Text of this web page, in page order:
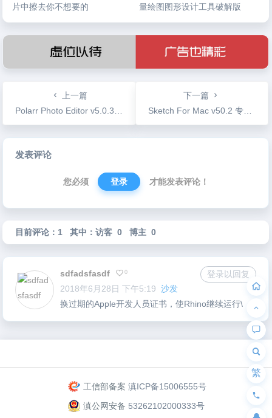
片中擦去你不想要的
量绘图图形设计工具破解版
上一篇
Polarr Photo Editor v5.0.3 泼辣修图 优秀的图片后期软件
下一篇
Sketch For Mac v50.2 专业矢量绘图图形设计工具破解版
发表评论
您必须 登录 才能发表评论！
目前评论：1 其中：访客 0 博主 0
sdfadsfasdf 0
登录以回复
2018年6月28日 下午5:19 沙发
换过期的Apple开发人员证书，使Rhino继续运行\
工信部备案 滇ICP备15006555号
滇公网安备 53262102000333号
繁